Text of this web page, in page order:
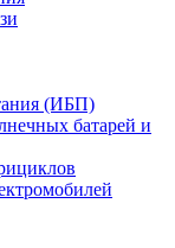
(ИБП)
батарей и